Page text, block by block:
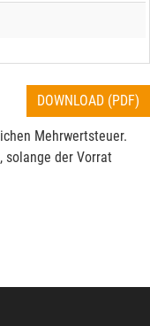
DOWNLOAD (PDF)
Mehrwertsteuer.
solange der Vorrat